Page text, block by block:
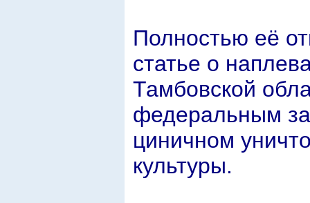
Полностью её
статье о
Тамбовской
федеральным
циничном
культуры.